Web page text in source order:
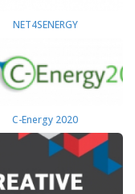
NET4SENERGY
C-Energy 2020